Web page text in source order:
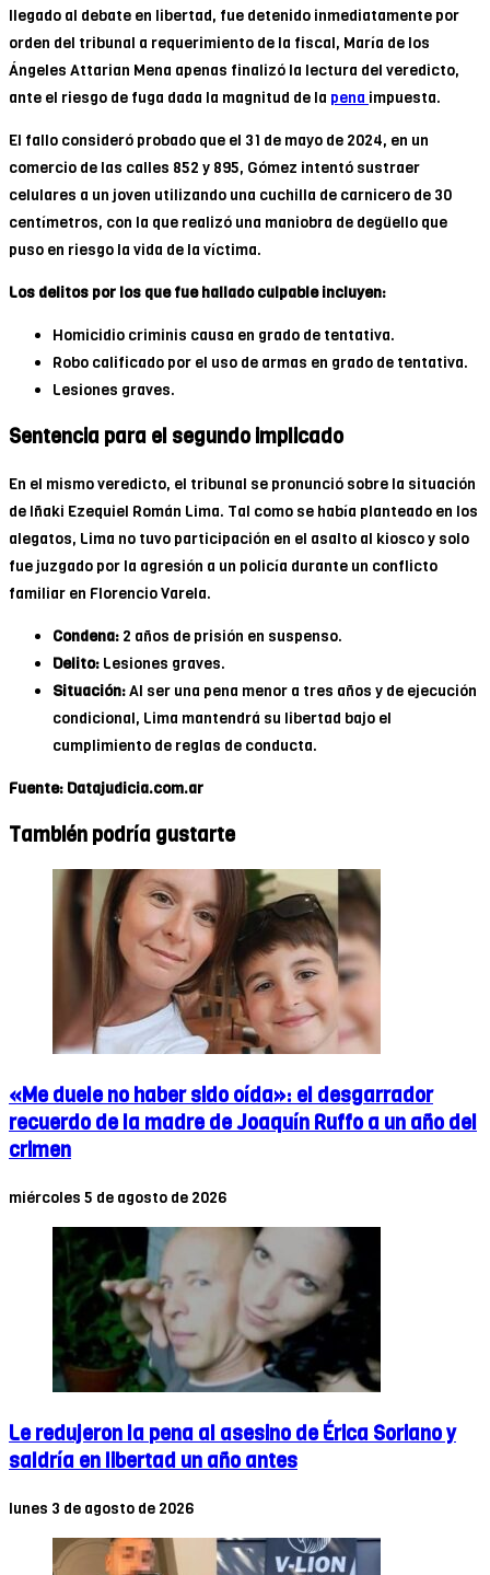
llegado al debate en libertad, fue detenido inmediatamente por
orden del tribunal a requerimiento de la fiscal, María de los
Ángeles Attarian Mena apenas finalizó la lectura del veredicto,
ante el riesgo de fuga dada la magnitud de la pena impuesta.
El fallo consideró probado que el 31 de mayo de 2024, en un
comercio de las calles 852 y 895, Gómez intentó sustraer
celulares a un joven utilizando una cuchilla de carnicero de 30
centímetros, con la que realizó una maniobra de degüello que
puso en riesgo la vida de la víctima.
Los delitos por los que fue hallado culpable incluyen:
Homicidio criminis causa en grado de tentativa.
Robo calificado por el uso de armas en grado de tentativa.
Lesiones graves.
Sentencia para el segundo implicado
En el mismo veredicto, el tribunal se pronunció sobre la situación
de Iñaki Ezequiel Román Lima. Tal como se había planteado en los
alegatos, Lima no tuvo participación en el asalto al kiosco y solo
fue juzgado por la agresión a un policía durante un conflicto
familiar en Florencio Varela.
Condena: 2 años de prisión en suspenso.
Delito: Lesiones graves.
Situación:Al ser una pena menor a tres años y de ejecución
condicional, Lima mantendrá su libertad bajo el
cumplimiento de reglas de conducta.
Fuente: Datajudicia.com.ar
También podría gustarte
«Me duele no haber sido oída»: el desgarrador
recuerdo de la madre de Joaquín Ruffo a un año del
crimen
miércoles 5 de agosto de 2026
Le redujeron la pena al asesino de Érica Soriano y
saldría en libertad un año antes
lunes 3 de agosto de 2026